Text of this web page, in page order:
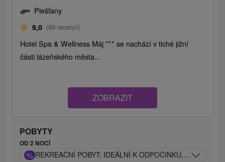
Piešťany
9,0 (89 recenzí)
Hotel Spa & Wellness Máj *** se nachází v tiché jižní
části lázeňského města...
ZOBRAZIT
POBYTY
OD 2 NOCÍ
% REKREAČNÍ POBYT: IDEÁLNÍ K ODPOČINKU,